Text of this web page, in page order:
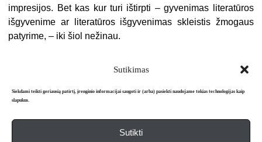
Sutikimas
Siekdami teikti geriausią patirtį, įrenginio informacijai saugoti ir (arba) pasiekti naudojame tokias technologijas kaip
slapukus.
Sutikti
impresijos. Bet kas kur turi ištirpti – gyvenimas literatūros
išgyvenime ar literatūros išgyvenimas skleistis žmogaus
patyrime, – iki šiol nežinau.